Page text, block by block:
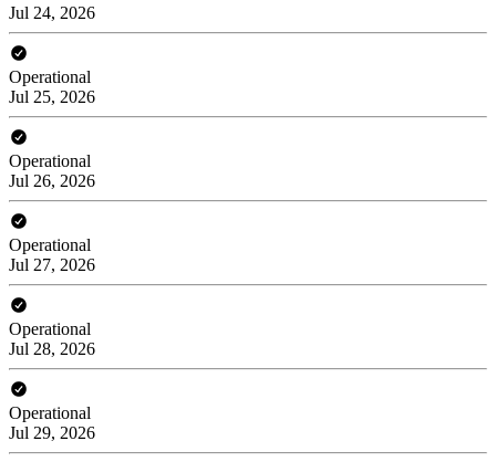
Jul 24, 2026
Operational
Jul 25, 2026
Operational
Jul 26, 2026
Operational
Jul 27, 2026
Operational
Jul 28, 2026
Operational
Jul 29, 2026